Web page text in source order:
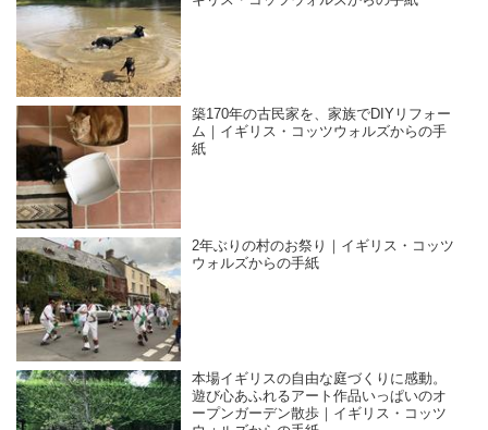
築170年の古民家を、家族でDIYリフォー
ム｜イギリス・コッツウォルズからの手
紙
2年ぶりの村のお祭り｜イギリス・コッツ
ウォルズからの手紙
本場イギリスの自由な庭づくりに感動。
遊び心あふれるアート作品いっぱいのオ
ープンガーデン散歩｜イギリス・コッツ